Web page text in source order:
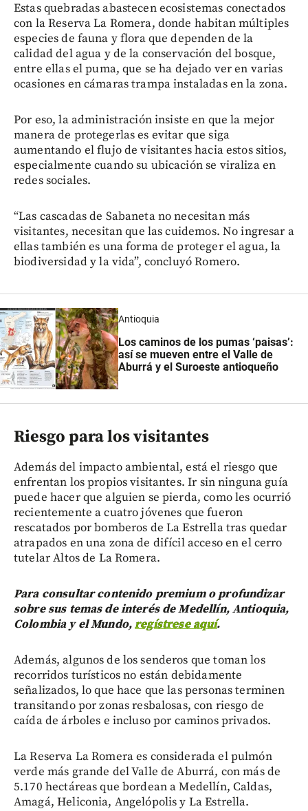
Estas quebradas abastecen ecosistemas conectados
con la Reserva La Romera, donde habitan múltiples
especies de fauna y flora que dependen de la
calidad del agua y de la conservación del bosque,
entre ellas el puma, que se ha dejado ver en varias
ocasiones en cámaras trampa instaladas en la zona.
Por eso, la administración insiste en que la mejor
manera de protegerlas es evitar que siga
aumentando el flujo de visitantes hacia estos sitios,
especialmente cuando su ubicación se viraliza en
redes sociales.
“Las cascadas de Sabaneta no necesitan más
visitantes, necesitan que las cuidemos. No ingresar a
ellas también es una forma de proteger el agua, la
biodiversidad y la vida”, concluyó Romero.
Antioquia
Los caminos de los pumas ‘paisas’:
así se mueven entre el Valle de
Aburrá y el Suroeste antioqueño
Riesgo para los visitantes
Además del impacto ambiental, está el riesgo que
enfrentan los propios visitantes. Ir sin ninguna guía
puede hacer que alguien se pierda, como les ocurrió
recientemente a cuatro jóvenes que fueron
rescatados por bomberos de La Estrella tras quedar
atrapados en una zona de difícil acceso en el cerro
tutelar Altos de La Romera.
Para consultar contenido premium o profundizar
sobre sus temas de interés de Medellín, Antioquia,
Colombia y el Mundo,regístrese aquí.
Además, algunos de los senderos que toman los
recorridos turísticos no están debidamente
señalizados, lo que hace que las personas terminen
transitando por zonas resbalosas, con riesgo de
caída de árboles e incluso por caminos privados.
La Reserva La Romera es considerada el pulmón
verde más grande del Valle de Aburrá, con más de
5.170 hectáreas que bordean a Medellín, Caldas,
Amagá, Heliconia, Angelópolis y La Estrella.